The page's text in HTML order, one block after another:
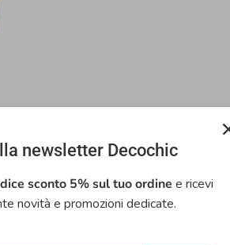
newsletter Decochic
sconto 5% sul tuo ordine e ricevi
novità e promozioni dedicate.